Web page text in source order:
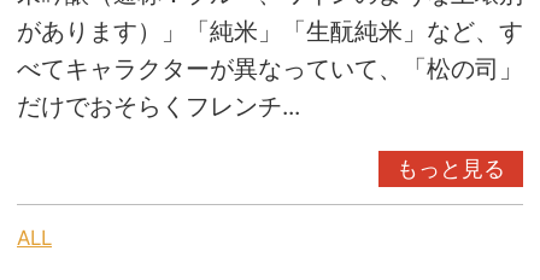
があります）」「純米」「生酛純米」など、す
べてキャラクターが異なっていて、「松の司」
だけでおそらくフレンチ...
もっと見る
ALL